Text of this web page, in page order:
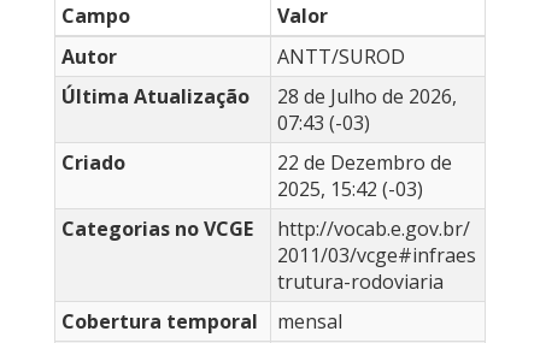
Campo
Valor
Autor
ANTT/SUROD
Última Atualização
28 de Julho de 2026,
07:43 (-03)
Criado
22 de Dezembro de
2025, 15:42 (-03)
Categorias no VCGE
http://vocab.e.gov.br/
2011/03/vcge#infraes
trutura-rodoviaria
Cobertura temporal
mensal